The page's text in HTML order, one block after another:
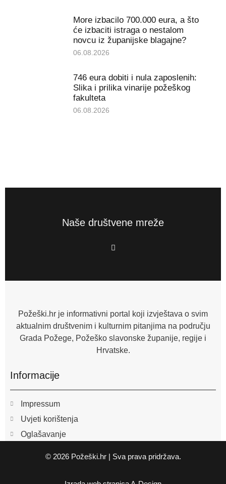
More izbacilo 700.000 eura, a što
će izbaciti istraga o nestalom
novcu iz županijske blagajne?
06.08.2026
746 eura dobiti i nula zaposlenih:
Slika i prilika vinarije požeškog
fakulteta
06.08.2026
Naše društvene mreže
F
a
o
f
Požeški.hr je informativni portal koji izvještava o svim
aktualnim društvenim i kulturnim pitanjima na području
Grada Požege, Požeško slavonske županije, regije i
Hrvatske.
Informacije
Impressum
Uvjeti korištenja
Oglašavanje
© 2026 Požeški.hr | Sva prava pridržava.